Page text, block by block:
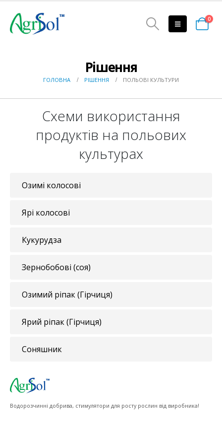
0
Рішення
ГОЛОВНА РІШЕННЯ ПОЛЬОВІ КУЛЬТУРИ
Схеми використання
продуктів на польових
культурах
Озимі колосові
Ярі колосові
Кукурудза
Зернобобові (соя)
Озимий ріпак (Гірчиця)
Ярий ріпак (Гірчиця)
Соняшник
Водорозчинні добрива, стимулятори для росту рослин від виробника!